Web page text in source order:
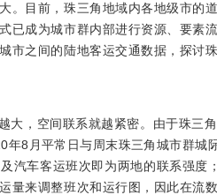
。目前，珠三角地域内各地级市的
已成为城市群内部进行资源、要素
市之间的陆地客运交通数据，探讨
大，空间联系就越紧密。由于珠三
年8月平常日与周末珠三角城市群城
汽车客运班次即为两地的联系强
量来调整班次和运行图，因此在流